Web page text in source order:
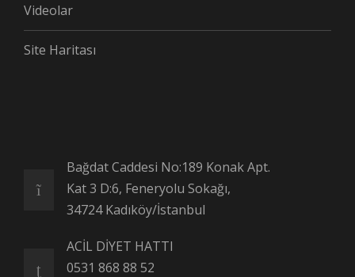
Videolar
Site Haritası
Bağdat Caddesi No:189 Konak Apt.
Kat 3 D:6, Feneryolu Sokağı,
34724 Kadıköy/İstanbul
ACİL DİYET HATTI
0531 868 88 52